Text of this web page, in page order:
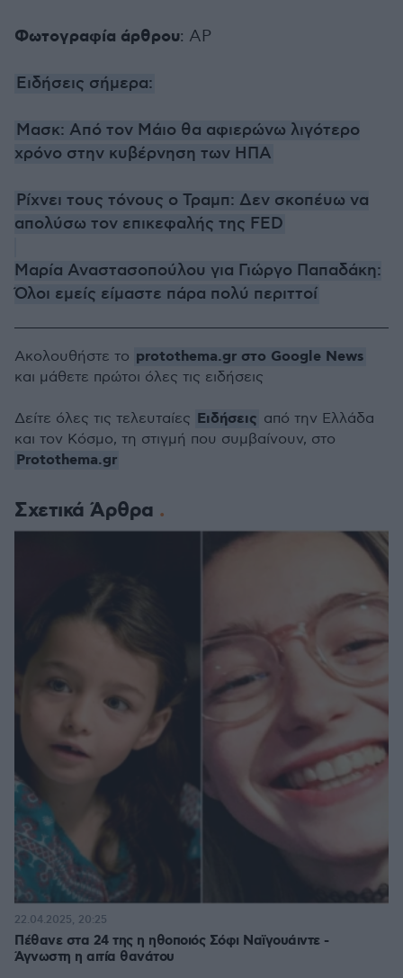
Φωτογραφία άρθρου: AP
Ειδήσεις σήμερα:
Μασκ: Από τον Μάιο θα αφιερώνω λιγότερο
χρόνο στην κυβέρνηση των ΗΠΑ
Ρίχνει τους τόνους ο Τραμπ: Δεν σκοπέυω να
απολύσω τον επικεφαλής της FED
Μαρία Αναστασοπούλου για Γιώργο Παπαδάκη:
Όλοι εμείς είμαστε πάρα πολύ περιττοί
Σχετικά Άρθρα
Πέθανε στα 24 της η ηθοποιός Σόφι Ναϊγουάιντε -
Άγνωστη η αιτία θανάτου
22.04.2025, 20:25
Ακολουθήστε το protothema.gr στο Google News
και μάθετε πρώτοι όλες τις ειδήσεις
Δείτε όλες τις τελευταίες Ειδήσεις από την Ελλάδα
και τον Κόσμο, τη στιγμή που συμβαίνουν, στο
Protothema.gr